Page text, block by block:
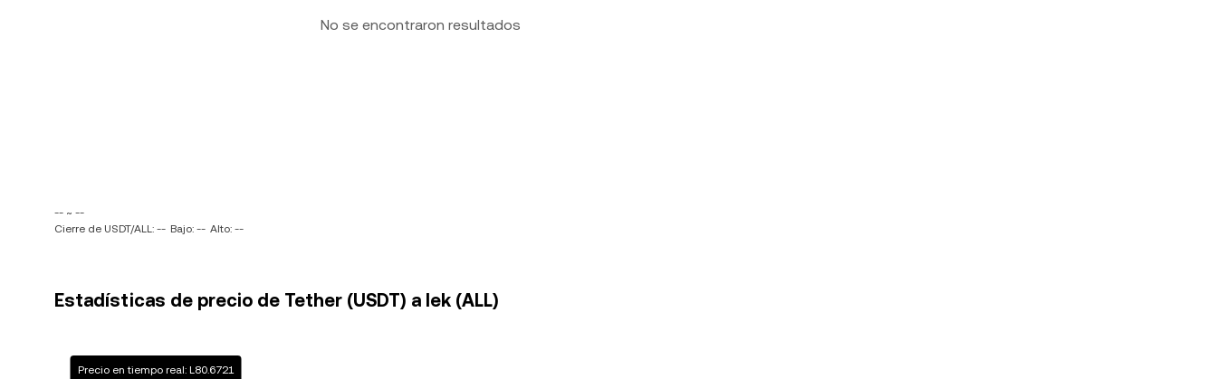
No se encontraron resultados
-- ~ --
Cierre de USDT/ALL: -- Bajo: -- Alto: --
Estadísticas de precio de Tether (USDT) a lek (ALL)
Precio en tiempo real: L80.6721